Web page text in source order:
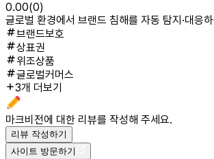
0.00(0)
글로벌 환경에서 브랜드 침해를 자동 탐지·대응
브랜드보호
상표권
위조상품
글로벌커머스
3개 더보기
마크비전에 대한 리뷰를 작성해 주세요.
리뷰 작성하기
사이트 방문하기